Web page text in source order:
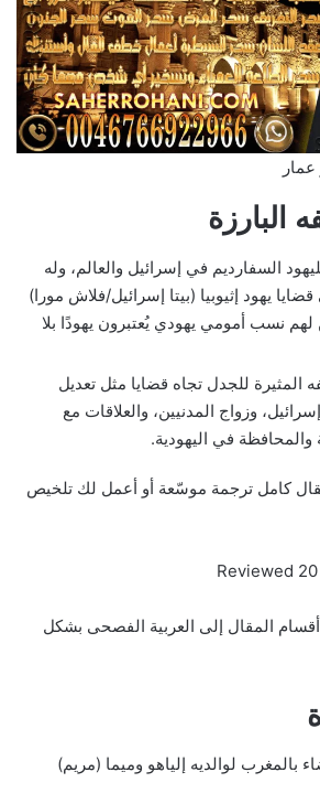
البارزة
السفارديم في إسرائيل والعالم، وله
يهود إثيوبيا (بيتا إسرائيل/فلاش مورا)
نسب أمومي يهودي يُعتبرون يهودًا بلا
المثيرة للجدل تجاه قضايا مثل تعديل
وزواج المدنيين، والعلاقات مع
والمحافظة في اليهودية.
كامل ترجمة موسّعة أو أعمل لك تلخيص
المقال إلى العربية الفصحى بشكل
بالمغرب لوالديه إلياهو وميما (مريم)